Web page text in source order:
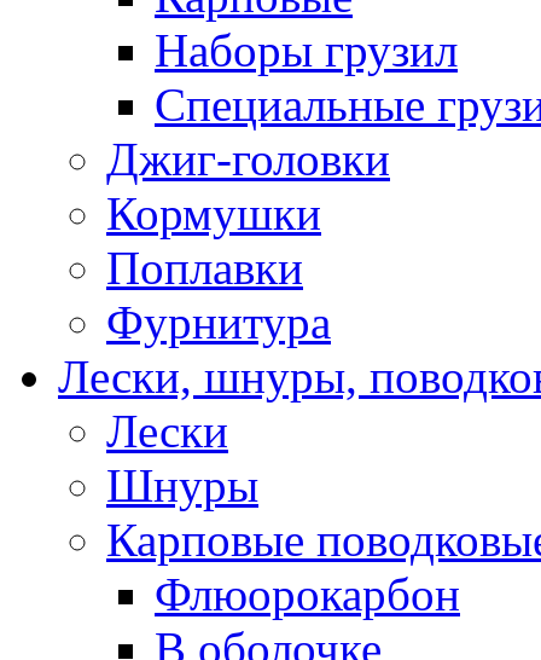
Наборы грузил
Специальные
Джиг-головки
Кормушки
Поплавки
Фурнитура
Лески, шнуры,
Лески
Шнуры
Карповые
Флюорокарбон
В оболочке